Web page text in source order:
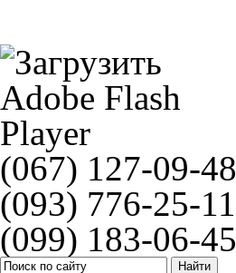
(067) 127-09-48
(093) 776-25-11
(099) 183-06-45